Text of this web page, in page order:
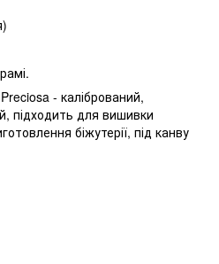
- калібрований,
підходить для вишивки
біжутерії, під канву